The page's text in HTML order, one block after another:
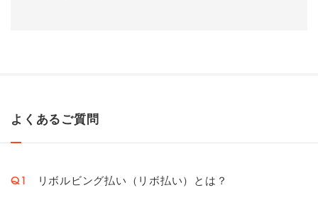
よくあるご質問
Q1 リボルビング払い（リボ払い）とは？